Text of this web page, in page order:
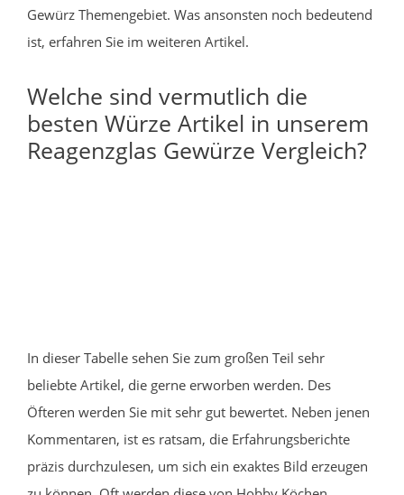
Gewürz Themengebiet. Was ansonsten noch bedeutend
ist, erfahren Sie im weiteren Artikel.
Welche sind vermutlich die
besten Würze Artikel in unserem
Reagenzglas Gewürze Vergleich?
In dieser Tabelle sehen Sie zum großen Teil sehr
beliebte Artikel, die gerne erworben werden. Des
Öfteren werden Sie mit sehr gut bewertet. Neben jenen
Kommentaren, ist es ratsam, die Erfahrungsberichte
präzis durchzulesen, um sich ein exaktes Bild erzeugen